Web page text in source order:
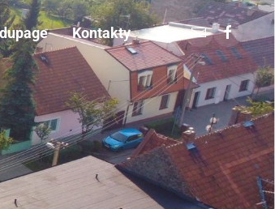
Kontakty